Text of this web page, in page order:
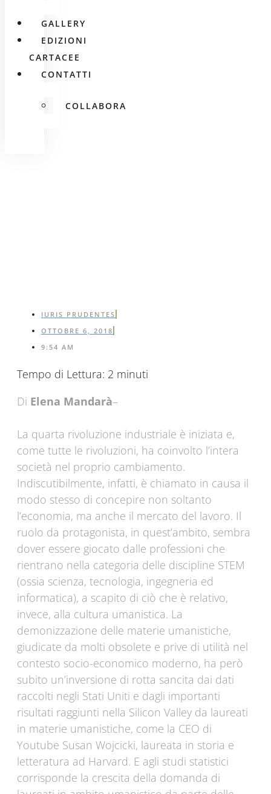
GALLERY
EDIZIONI
CARTACEE
CONTATTI
COLLABORA
IURIS PRUDENTES
OTTOBRE 6, 2018
9:54 AM
Tempo di Lettura: 2 minuti
Di Elena Mandarà–
La quarta rivoluzione industriale è iniziata e,
come tutte le rivoluzioni, ha coinvolto l’intera
società nel proprio cambiamento.
Indiscutibilmente, infatti, è chiamato in causa il
modo stesso di concepire non soltanto
l’economia, ma anche il mercato del lavoro. Il
ruolo da protagonista, in quest’ambito, sembra
dover essere giocato dalle professioni che
rientrano nella categoria delle discipline STEM
(ossia scienza, tecnologia, ingegneria ed
informatica), a scapito di ciò che è relativo,
invece, alla cultura umanistica. La
demonizzazione delle materie umanistiche,
giudicate da molti obsolete e prive di utilità nel
contesto socio-economico moderno, ha però
subito un’inversione di rotta sancita dai dati
raccolti negli Stati Uniti e dagli importanti
risultati raggiunti nella Silicon Valley da laureati
in materie umanistiche, come la CEO di
Youtube Susan Wojcicki, laureata in storia e
letteratura ad Harvard. E agli studi statistici
corrisponde la crescita della domanda di